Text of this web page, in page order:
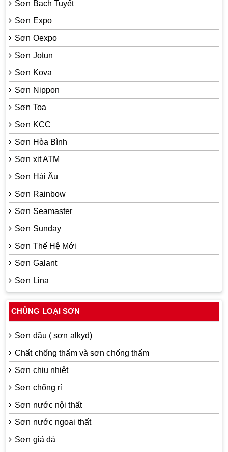
Sơn Bạch Tuyết
Sơn Expo
Sơn Oexpo
Sơn Jotun
Sơn Kova
Sơn Nippon
Sơn Toa
Sơn KCC
Sơn Hòa Bình
Sơn xịt ATM
Sơn Hải Âu
Sơn Rainbow
Sơn Seamaster
Sơn Sunday
Sơn Thế Hệ Mới
Sơn Galant
Sơn Lina
CHỦNG LOẠI SƠN
Sơn dầu ( sơn alkyd)
Chất chống thấm và sơn chống thấm
Sơn chịu nhiệt
Sơn chống rỉ
Sơn nước nội thất
Sơn nước ngoại thất
Sơn giả đá